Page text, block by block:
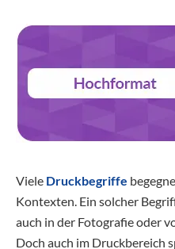
Viele Druckbegriffe
Kontexten. Ein solcher
auch in der Fotografie oder
Doch auch im Druckbereich